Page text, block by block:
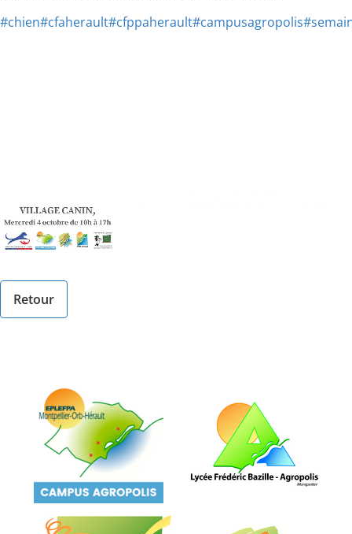
#chien#cfaherault#cfppaherault#campusagropolis
Retour